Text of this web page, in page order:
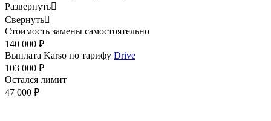
Развернуть
Свернуть
Стоимость замены самостоятельно
140 000 ₽
Выплата Karso по тарифу Drive
103 000 ₽
Остался лимит
47 000 ₽